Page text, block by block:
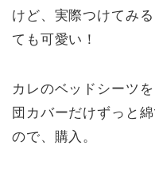
けど、実際つけてみ
ても可愛い！
カレのベッドシーツ
団カバーだけずっと
ので、購入。